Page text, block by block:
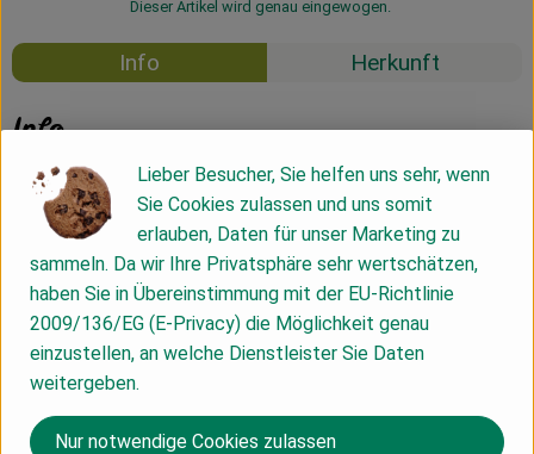
Dieser Artikel wird genau eingewogen.
Info Herkunft
Info
Produktinformationen
Herkunft
Hersteller: Bio-Obst Augustin KG
Lieber Besucher, Sie helfen uns sehr, wenn
Sie Cookies zulassen und uns somit
erlauben, Daten für unser Marketing zu
sammeln. Da wir Ihre Privatsphäre sehr wertschätzen,
haben Sie in Übereinstimmung mit der EU-Richtlinie
2009/136/EG (E-Privacy) die Möglichkeit genau
einzustellen, an welche Dienstleister Sie Daten
weitergeben.
Nur notwendige Cookies zulassen